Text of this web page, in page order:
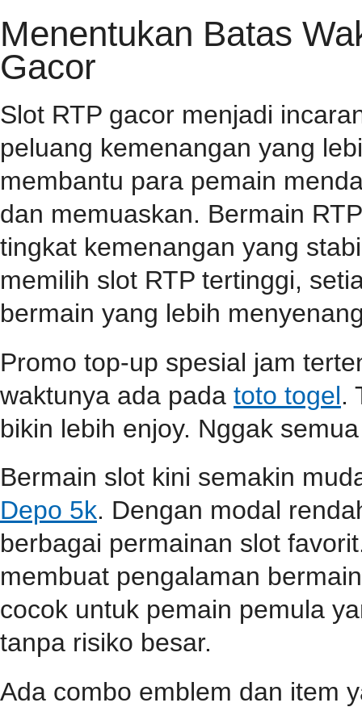
Menentukan Batas
Gacor
Slot RTP gacor menjadi
peluang kemenangan yang
membantu para pemain
dan memuaskan. Bermain
tingkat kemenangan yang
memilih slot RTP tertinggi,
bermain yang lebih
Promo top-up spesial jam
waktunya ada pada toto togel.
bikin lebih enjoy. Nggak
Bermain slot kini semakin
Depo 5k. Dengan modal
berbagai permainan slot
membuat pengalaman
cocok untuk pemain pemula
tanpa risiko besar.
Ada combo emblem dan item